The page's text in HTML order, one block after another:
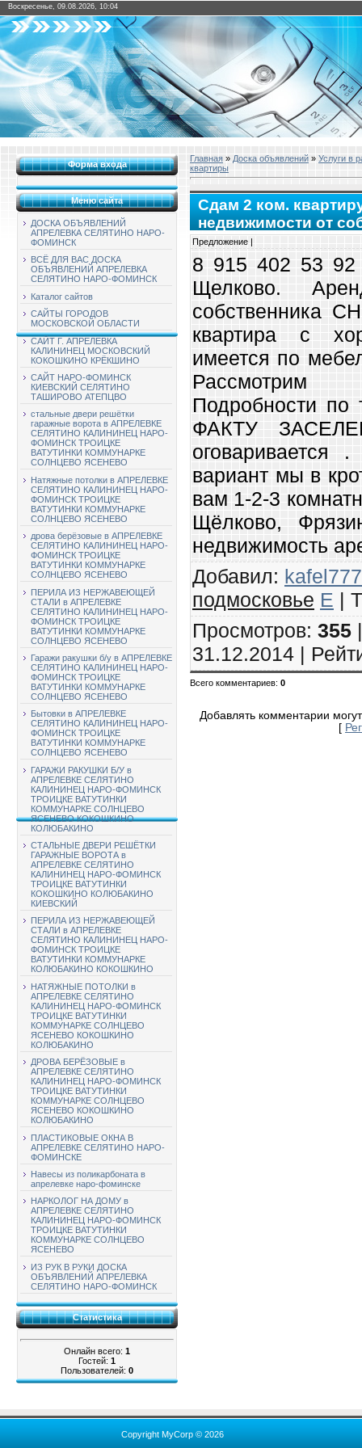
Воскресенье, 09.08.2026, 10:04
Форма входа
Меню сайта
ДОСКА ОБЪЯВЛЕНИЙ
АПРЕЛЕВКА СЕЛЯТИНО НАРО-
ФОМИНСК
ВСЁ ДЛЯ ВАС ДОСКА
ОБЪЯВЛЕНИЙ АПРЕЛЕВКА
СЕЛЯТИНО НАРО-ФОМИНСК
Каталог сайтов
САЙТЫ ГОРОДОВ
МОСКОВСКОЙ ОБЛАСТИ
САЙТ Г. АПРЕЛЕВКА
КАЛИНИНЕЦ МОСКОВСКИЙ
КОКОШКИНО КРЁКШИНО
САЙТ НАРО-ФОМИНСК
КИЕВСКИЙ СЕЛЯТИНО
ТАШИРОВО АТЕПЦВО
стальные двери решётки
гаражные ворота в АПРЕЛЕВКЕ
СЕЛЯТИНО КАЛИНИНЕЦ НАРО-
ФОМИНСК ТРОИЦКЕ
ВАТУТИНКИ КОММУНАРКЕ
СОЛНЦЕВО ЯСЕНЕВО
Натяжные потолки в АПРЕЛЕВКЕ
СЕЛЯТИНО КАЛИНИНЕЦ НАРО-
ФОМИНСК ТРОИЦКЕ
ВАТУТИНКИ КОММУНАРКЕ
СОЛНЦЕВО ЯСЕНЕВО
дрова берёзовые в АПРЕЛЕВКЕ
СЕЛЯТИНО КАЛИНИНЕЦ НАРО-
ФОМИНСК ТРОИЦКЕ
ВАТУТИНКИ КОММУНАРКЕ
СОЛНЦЕВО ЯСЕНЕВО
ПЕРИЛА ИЗ НЕРЖАВЕЮЩЕЙ
СТАЛИ в АПРЕЛЕВКЕ
СЕЛЯТИНО КАЛИНИНЕЦ НАРО-
ФОМИНСК ТРОИЦКЕ
ВАТУТИНКИ КОММУНАРКЕ
СОЛНЦЕВО ЯСЕНЕВО
Гаражи ракушки б/у в АПРЕЛЕВКЕ
СЕЛЯТИНО КАЛИНИНЕЦ НАРО-
ФОМИНСК ТРОИЦКЕ
ВАТУТИНКИ КОММУНАРКЕ
СОЛНЦЕВО ЯСЕНЕВО
Бытовки в АПРЕЛЕВКЕ
СЕЛЯТИНО КАЛИНИНЕЦ НАРО-
ФОМИНСК ТРОИЦКЕ
ВАТУТИНКИ КОММУНАРКЕ
СОЛНЦЕВО ЯСЕНЕВО
ГАРАЖИ РАКУШКИ Б/У в
АПРЕЛЕВКЕ СЕЛЯТИНО
КАЛИНИНЕЦ НАРО-ФОМИНСК
ТРОИЦКЕ ВАТУТИНКИ
КОММУНАРКЕ СОЛНЦЕВО
ЯСЕНЕВО КОКОШКИНО
КОЛЮБАКИНО
СТАЛЬНЫЕ ДВЕРИ РЕШЁТКИ
ГАРАЖНЫЕ ВОРОТА в
АПРЕЛЕВКЕ СЕЛЯТИНО
КАЛИНИНЕЦ НАРО-ФОМИНСК
ТРОИЦКЕ ВАТУТИНКИ
КОКОШКИНО КОЛЮБАКИНО
КИЕВСКИЙ
ПЕРИЛА ИЗ НЕРЖАВЕЮЩЕЙ
СТАЛИ в АПРЕЛЕВКЕ
СЕЛЯТИНО КАЛИНИНЕЦ НАРО-
ФОМИНСК ТРОИЦКЕ
ВАТУТИНКИ КОММУНАРКЕ
КОЛЮБАКИНО КОКОШКИНО
НАТЯЖНЫЕ ПОТОЛКИ в
АПРЕЛЕВКЕ СЕЛЯТИНО
КАЛИНИНЕЦ НАРО-ФОМИНСК
ТРОИЦКЕ ВАТУТИНКИ
КОММУНАРКЕ СОЛНЦЕВО
ЯСЕНЕВО КОКОШКИНО
КОЛЮБАКИНО
ДРОВА БЕРЁЗОВЫЕ в
АПРЕЛЕВКЕ СЕЛЯТИНО
КАЛИНИНЕЦ НАРО-ФОМИНСК
ТРОИЦКЕ ВАТУТИНКИ
КОММУНАРКЕ СОЛНЦЕВО
ЯСЕНЕВО КОКОШКИНО
КОЛЮБАКИНО
ПЛАСТИКОВЫЕ ОКНА В
АПРЕЛЕВКЕ СЕЛЯТИНО НАРО-
ФОМИНСКЕ
Навесы из поликарбоната в
апрелевке наро-фоминске
НАРКОЛОГ НА ДОМУ в
АПРЕЛЕВКЕ СЕЛЯТИНО
КАЛИНИНЕЦ НАРО-ФОМИНСК
ТРОИЦКЕ ВАТУТИНКИ
КОММУНАРКЕ СОЛНЦЕВО
ЯСЕНЕВО
ИЗ РУК В РУКИ ДОСКА
ОБЪЯВЛЕНИЙ АПРЕЛЕВКА
СЕЛЯТИНО НАРО-ФОМИНСК
Статистика
Онлайн всего: 1
Гостей: 1
Пользователей: 0
Главная » Доска объявлений » Услуги в
квартиры
Сдам 2 ком.
недвижимости от
Предложение |
8 915 402 53 92
Щелково.
собственника
квартира с
имеется по
Рассмотрим
Подробности
ФАКТУ
вариант мы в
вам 1-2-3
Щёлково,
недвижимость
Добавил: kafel777
подмосковье E |
Просмотров: 355
31.12.2014 |
Всего комментариев: 0
Добавлять комментарии
[
Copyright MyCorp © 2026